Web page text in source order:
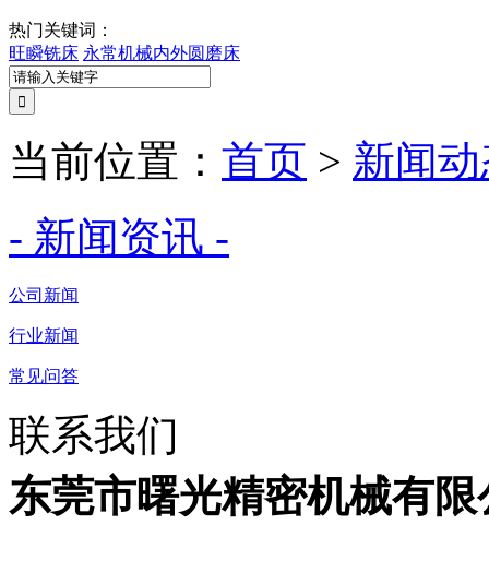
热门关键词：
旺瞬铣床 永常机械内外圆磨床
当前位置： 首页 > 新闻
- 新闻资讯 -
公司新闻
行业新闻
常见问答
联系我们
东莞市曙光精密机械有限